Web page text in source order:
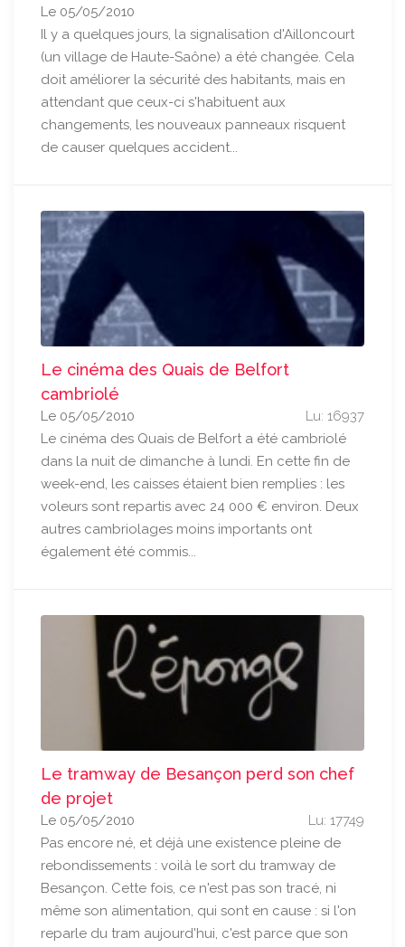
Le 05/05/2010
Il y a quelques jours, la signalisation d'Ailloncourt
(un village de Haute-Saône) a été changée. Cela
doit améliorer la sécurité des habitants, mais en
attendant que ceux-ci s'habituent aux
changements, les nouveaux panneaux risquent
de causer quelques accident...
Le cinéma des Quais de Belfort
cambriolé
Lu: 16937
Le 05/05/2010
Le cinéma des Quais de Belfort a été cambriolé
dans la nuit de dimanche à lundi. En cette fin de
week-end, les caisses étaient bien remplies : les
voleurs sont repartis avec 24 000 € environ. Deux
autres cambriolages moins importants ont
également été commis...
Le tramway de Besançon perd son chef
de projet
Lu: 17749
Le 05/05/2010
Pas encore né, et déjà une existence pleine de
rebondissements : voilà le sort du tramway de
Besançon. Cette fois, ce n'est pas son tracé, ni
même son alimentation, qui sont en cause : si l'on
reparle du tram aujourd'hui, c'est parce que son